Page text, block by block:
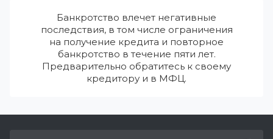
Банкротство влечет негативные
последствия, в том числе ограничения
на получение кредита и повторное
банкротство в течение пяти лет.
Предварительно обратитесь к своему
кредитору и в МФЦ.